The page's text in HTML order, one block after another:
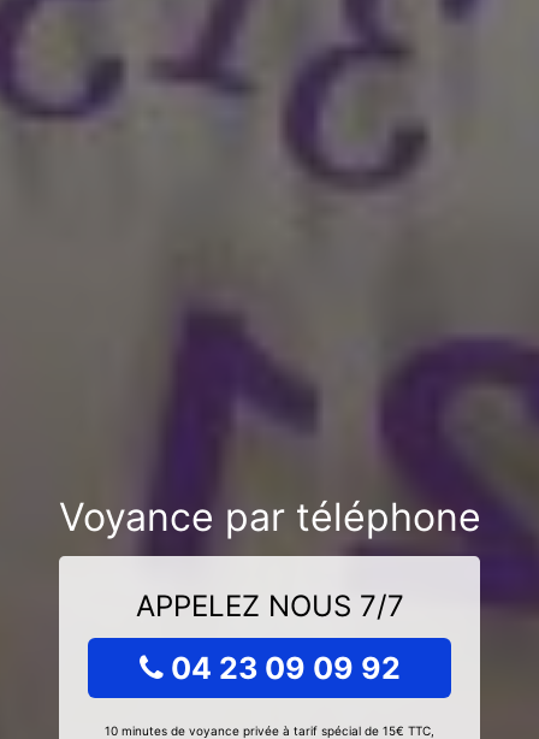
Voyance par téléphone
APPELEZ NOUS 7/7
04 23 09 09 92
10 minutes de voyance privée à tarif spécial de 15€ TTC,